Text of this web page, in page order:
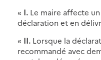
« I. Le maire affecte
déclaration et en
« II. Lorsque la
recommandé avec